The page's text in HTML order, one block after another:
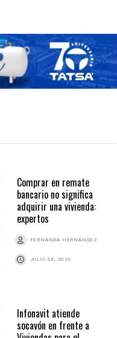
Comprar en remate
bancario no significa
adquirir una vivienda:
expertos
FERNANDA HERNÁNDEZ
JULIO 23, 2026
Infonavit atiende
socavón en frente a